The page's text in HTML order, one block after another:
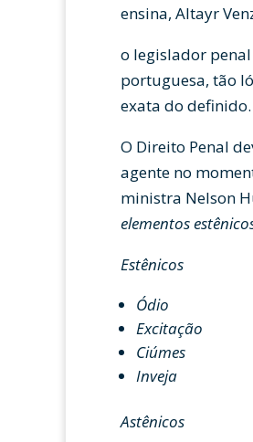
ensina, Altayr
o legislador
portuguesa, tão
exata do definido.
O Direito Penal
agente no
ministra Nelson
elementos
Estênicos
Ódio
Excitação
Ciúmes
Inveja
Astênicos